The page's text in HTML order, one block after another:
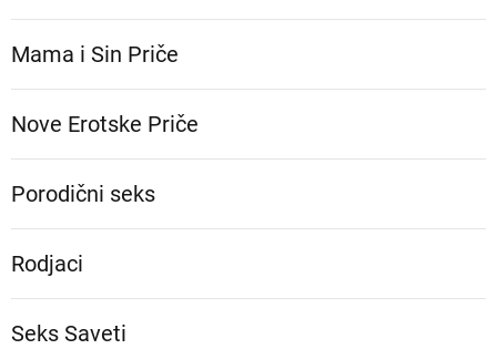
Mama i Sin Priče
Nove Erotske Priče
Porodični seks
Rodjaci
Seks Saveti